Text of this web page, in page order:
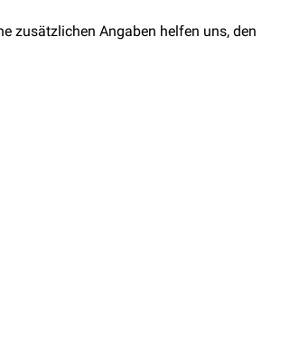
zusätzlichen Angaben helfen uns, den